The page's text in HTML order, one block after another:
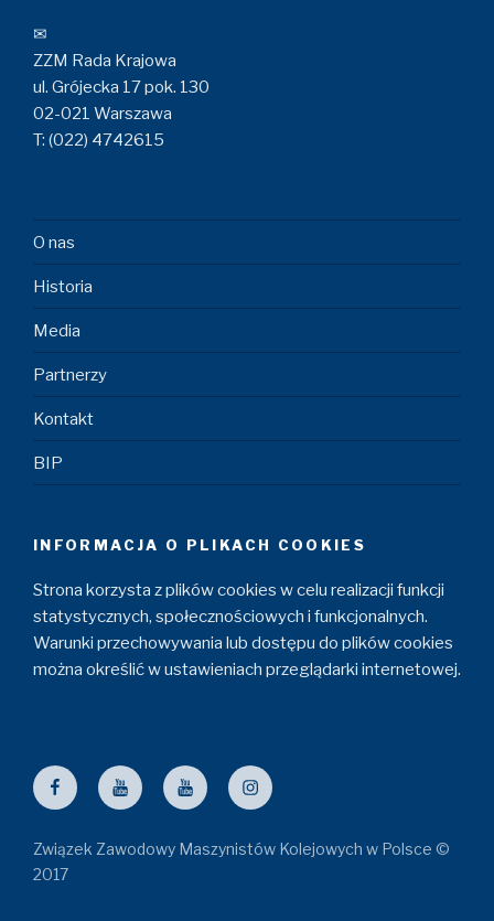
✉
ZZM Rada Krajowa
ul. Grójecka 17 pok. 130
02-021 Warszawa
T: (022) 4742615
O nas
Historia
Media
Partnerzy
Kontakt
BIP
INFORMACJA O PLIKACH COOKIES
Strona korzysta z plików cookies w celu realizacji funkcji
statystycznych, społecznościowych i funkcjonalnych.
Warunki przechowywania lub dostępu do plików cookies
można określić w ustawieniach przeglądarki internetowej.
FacebookZZM
YouTube
Maszyniści
YouTube
Instagram
Związek Zawodowy Maszynistów Kolejowych w Polsce ©
2017